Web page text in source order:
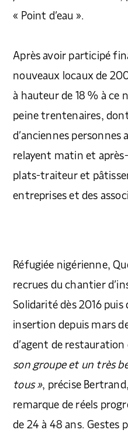
« Point d’eau ».
Après avoir participé
nouveaux locaux de
à hauteur de 18 % à ce
peine trentenaires,
d’anciennes personnes
relayent matin et
plats-traiteur et
entreprises et des
Réfugiée nigérienne,
recrues du chantier
Solidarité dès 2016
insertion depuis mars
d’agent de
son groupe et un très
tous », précise
remarque de réels
de 24 à 48 ans. Gestes